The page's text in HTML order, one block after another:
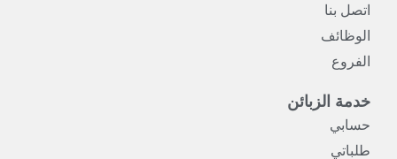
اتصل بنا
الوظائف
الفروع
خدمة الزبائن
حسابي
طلباتي